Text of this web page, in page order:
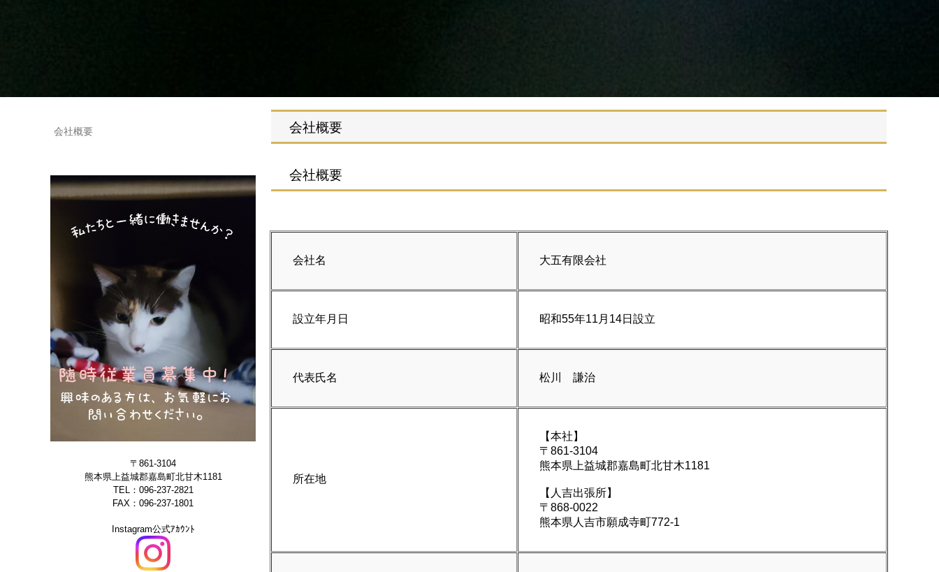
会社概要
〒861-3104
熊本県上益城郡嘉島町北甘木1181
TEL：096-237-2821
FAX：096-237-1801
Instagram公式ｱｶｳﾝﾄ
会社概要
会社概要
会社名 大五有限会社
設立年月日 昭和55年11月14日設立
代表氏名 松川 謙治
所在地
【本社】
〒861-3104
熊本県上益城郡嘉島町北甘木1181
【人吉出張所】
〒868-0022
熊本県人吉市願成寺町772-1